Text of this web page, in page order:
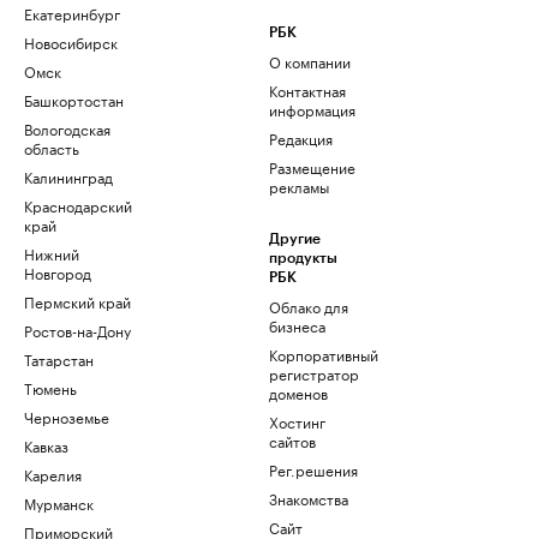
Екатеринбург
Новосибирск
Омск
Башкортостан
Вологодская
область
Калининград
Краснодарский
край
Нижний
Новгород
Пермский край
Ростов-на-Дону
Татарстан
Тюмень
Черноземье
Кавказ
Карелия
Мурманск
Приморский
РБК
О компании
Контактная
информация
Редакция
Размещение
рекламы
Другие
продукты
РБК
Облако для
бизнеса
Корпоративный
регистратор
доменов
Хостинг
сайтов
Рег.решения
Знакомства
Сайт